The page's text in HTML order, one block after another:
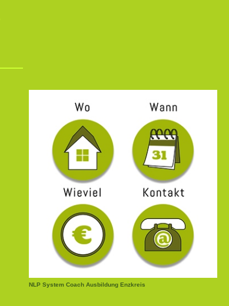
NLP System Coach Ausbildung Enzkreis